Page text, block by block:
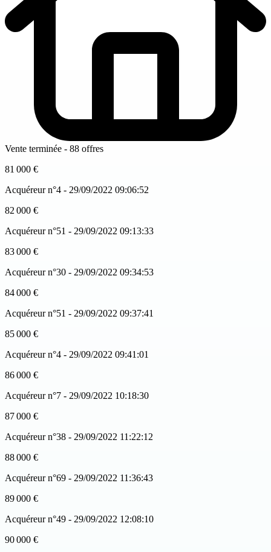
Vente terminée - 88 offres
81 000 €
Acquéreur n°4 - 29/09/2022 09:06:52
82 000 €
Acquéreur n°51 - 29/09/2022 09:13:33
83 000 €
Acquéreur n°30 - 29/09/2022 09:34:53
84 000 €
Acquéreur n°51 - 29/09/2022 09:37:41
85 000 €
Acquéreur n°4 - 29/09/2022 09:41:01
86 000 €
Acquéreur n°7 - 29/09/2022 10:18:30
87 000 €
Acquéreur n°38 - 29/09/2022 11:22:12
88 000 €
Acquéreur n°69 - 29/09/2022 11:36:43
89 000 €
Acquéreur n°49 - 29/09/2022 12:08:10
90 000 €